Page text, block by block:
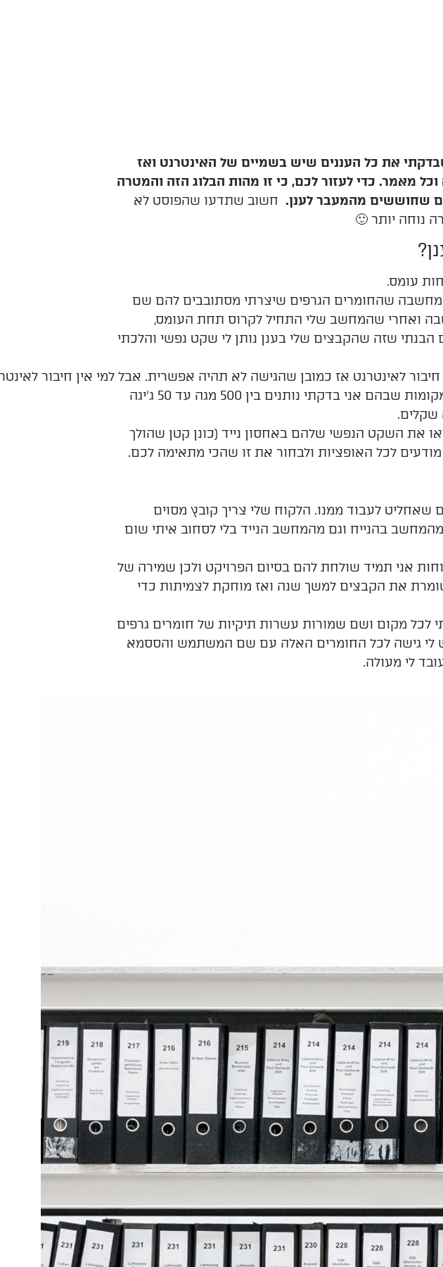
את כל העננים שיש בשמיים של האינטרנט ואז
מאמר. כדי לעזור לכם, כי זו מהות הבלוג הזה והמטרה
שחוששים מהמעבר לענן. חשוב שתדעו שהפוסט לא
נוחה יותר 🙂
?
עומס.
שהחומרים הגרפים שיצרתי מסתובבים להם שם
ואחרי שהמחשב שלי התחיל לקרוס תחת העומס,
שזה שהקבצים שלי בענן נותן לי שקט נפשי והלכתי
חיבור לאינטרנט אז כמובן שהגישה לא תהיה אפשרית. אבל למי אין חיבור
זה בחינם! פתיחת חשבון ברוב המקומות של אחסון בענן היא בחינם. במקומות שבהם אני בדקתי נותנים בין 500 מגה עד 50 ג׳יגה
שקלים.
את השקט הנפשי שלהם באחסון נייד (כונן קטן שהולך
לכל האופציות ולבחור את זו שהכי מתאימה לכם.
שאחליט לעבוד ממנו. הלקוח שלי צריך קובץ מסוים
בהנייח וגם מהמחשב הנייד בלי לסחוב איתי שום
אני תמיד שולחת להם בסיום הפרויקט ולכן שמירה של
את הקבצים למשך שנה ואז מוחקת לצמיתות כדי
כונן נייד קטן של 1 טרה. הוא הולך איתי לכל מקום ושם שמורות עשרות תיקיות של חומרים גרפים
לי גישה לכל החומרים האלה עם שם המשתמש והססמא
לי מעולה.